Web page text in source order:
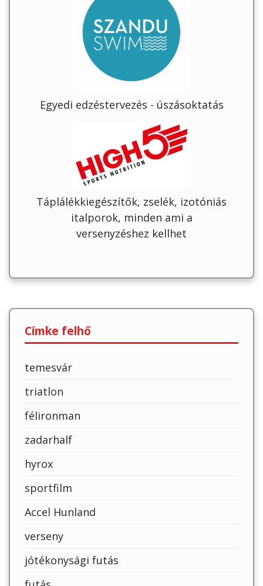
Egyedi edzéstervezés - úszásoktatás
Táplálékkiegészítők, zselék, izotóniás
italporok, minden ami a
versenyzéshez kellhet
Címke felhő
temesvár
triatlon
félironman
zadarhalf
hyrox
sportfilm
Accel Hunland
verseny
jótékonysági futás